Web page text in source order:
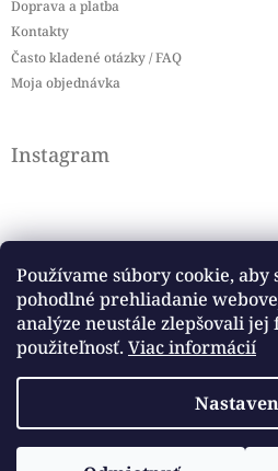
Používame súbory cookie,
pohodlné prehliadanie
analýze neustále zlepšovali jej
použiteľnosť. Viac informácií
Doprava a platba
Kontakty
Často kladené otázky / FAQ
Moja objednávka
Instagram
Sledovať na Instagrame
Facebook